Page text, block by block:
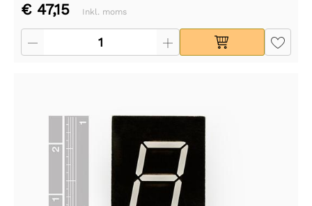
€ 47,15 Inkl. moms